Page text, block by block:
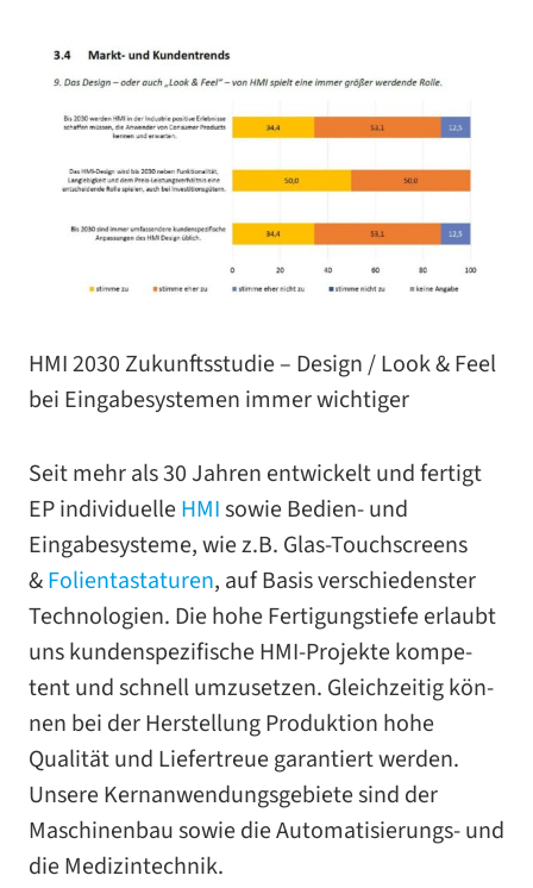
HMI 2030 Zukunftsstudie – Design /​ Look & Feel
bei Eingabesystemen immer wichtiger
Seit mehr als 30 Jahren ent­wi­ckelt und fer­tigt
EP indi­vi­du­elleHMIsowie Bedien- und
Eingabesysteme, wie z.B. Glas-​Touchscreens
&Folientastaturen, auf Basis ver­schie­dens­ter
Technologien. Die hohe Fertigungstiefe erlaubt
uns kun­den­spe­zi­fi­sche HMI-​Projekte kom­pe­
tent und schnell umzu­set­zen. Gleichzeitig kön­
nen bei der Herstellung Produktion hohe
Qualität und Liefertreue garan­tiert wer­den.
Unsere Kernanwendungsgebiete sind der
Maschinenbau sowie die Automatisierungs- und
die Medizintechnik.